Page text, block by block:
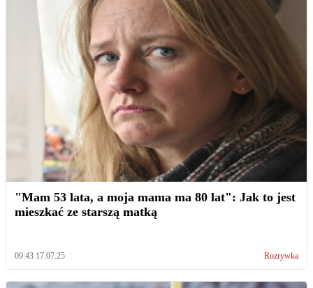
"Mam 53 lata, a moja mama ma 80 lat": Jak to jest
mieszkać ze starszą matką
09:43 17.07.25 Rozrywka